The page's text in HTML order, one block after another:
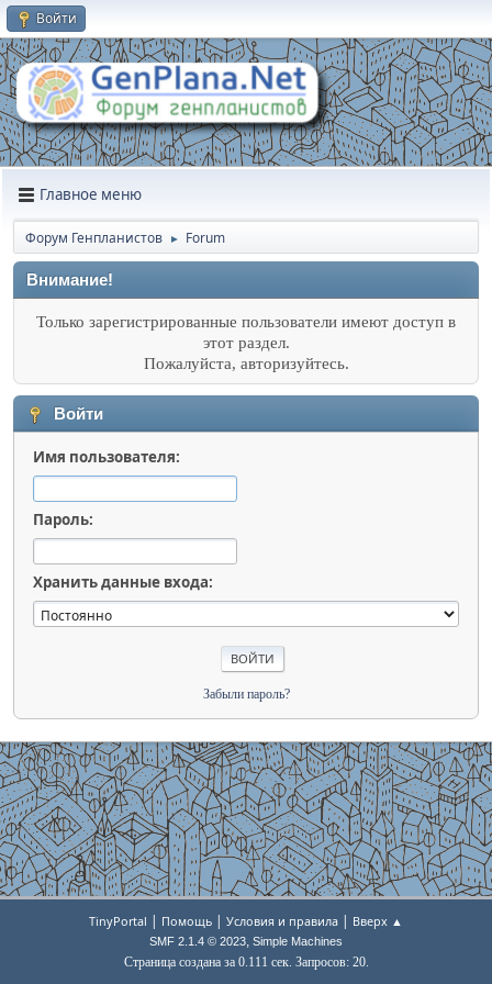
Войти
Главное меню
Форум Генпланистов ► Forum
Внимание!
Только зарегистрированные пользователи имеют доступ в
этот раздел.
Пожалуйста, авторизуйтесь.
Войти
Имя пользователя:
Пароль:
Хранить данные входа:
Забыли пароль?
TinyPortal | Помощь | Условия и правила | Вверх ▲
SMF 2.1.4 © 2023, Simple Machines
Страница создана за 0.111 сек. Запросов: 20.